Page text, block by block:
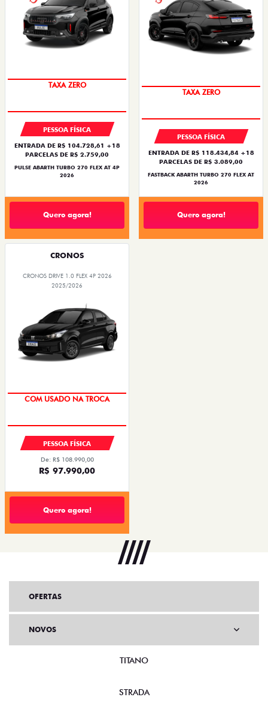
SAIA DE FIAT 0KM
PESSOA FÍSICA
ENTRADA DE R$ 104.728,61 +18
PARCELAS DE R$ 2.759,00
PULSE ABARTH TURBO 270 FLEX AT 4P
2026
Quero agora!
SAIA DE FIAT 0KM
PESSOA FÍSICA
ENTRADA DE R$ 118.434,84 +18
PARCELAS DE R$ 3.089,00
FASTBACK ABARTH TURBO 270 FLEX AT
2026
Quero agora!
CRONOS
CRONOS DRIVE 1.0 FLEX 4P 2026
2025/2026
SUPER DESCONTO
PESSOA FÍSICA
De: R$ 108.990,00
R$ 97.990,00
Quero agora!
OFERTAS
NOVOS
TITANO
STRADA